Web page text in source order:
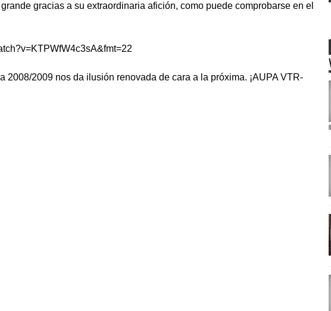
gracias a su extraordinaria afición, como puede comprobarse en el
2008/2009 nos da ilusión renovada de cara a la próxima. ¡AUPA VTR-